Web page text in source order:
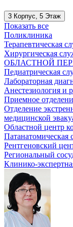
3 Корпус, 5 Этаж
Показать все
Поликлиника
Терапевтическая
Хирургическая
ОБЛАСТНОЙ
Педиатрическая
Лабораторная
Анестезиология и
Приемное
Отделение
медицинской
Областной центр
Патанатомическая
Рентгеновский
Региональный
Клинико-